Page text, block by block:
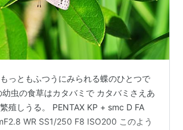
っともふつうにみられる蝶のひとつで
虫の食草はカタバミで カタバミさえあ
殖しうる。 PENTAX KP + smc D FA
WR SS1/250 F8 ISO200 このよう